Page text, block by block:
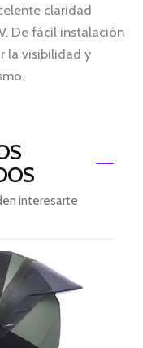
claridad
De fácil instalación
la visibilidad y
interesarte